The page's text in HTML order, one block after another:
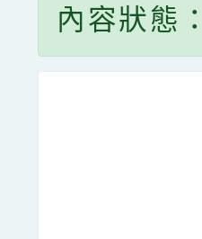
內容狀態